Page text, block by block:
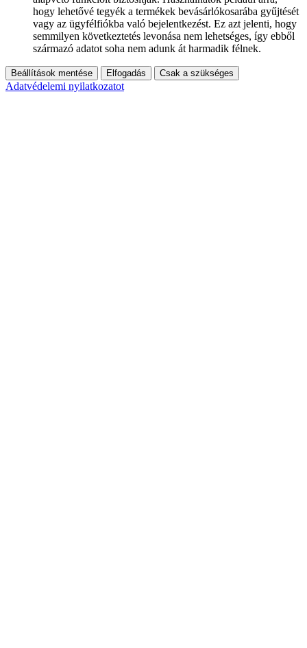
hogy lehetővé tegyék a termékek bevásárlókosarába gyűjtését
vagy az ügyfélfiókba való bejelentkezést. Ez azt jelenti, hogy
semmilyen következtetés levonása nem lehetséges, így ebből
származó adatot soha nem adunk át harmadik félnek.
Beállítások mentése Elfogadás Csak a szükséges
Adatvédelemi nyilatkozatot